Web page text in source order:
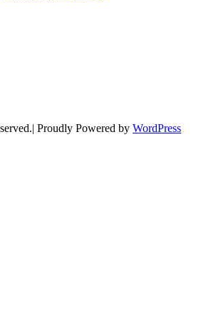
Proudly Powered by WordPress